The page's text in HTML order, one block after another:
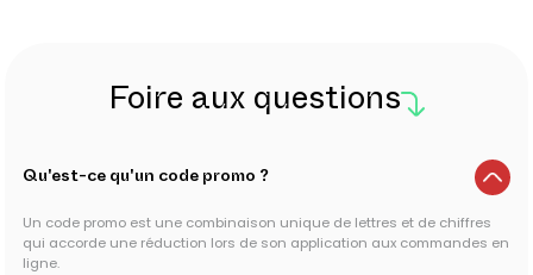
Foire aux questions
Qu'est-ce qu'un code promo ?
Un code promo est une combinaison unique de lettres et de chiffres
qui accorde une réduction lors de son application aux commandes en
ligne.